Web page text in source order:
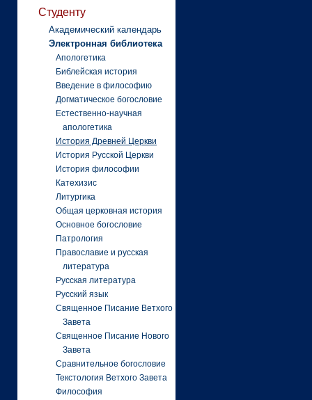
Студенту
Академический календарь
Электронная библиотека
Апологетика
Библейская история
Введение в философию
Догматическое богословие
Естественно-научная
апологетика
История Древней Церкви
История Русской Церкви
История философии
Катехизис
Литургика
Общая церковная история
Основное богословие
Патрология
Православие и русская
литература
Русская литература
Русский язык
Священное Писание Ветхого
Завета
Священное Писание Нового
Завета
Сравнительное богословие
Текстология Ветхого Завета
Философия